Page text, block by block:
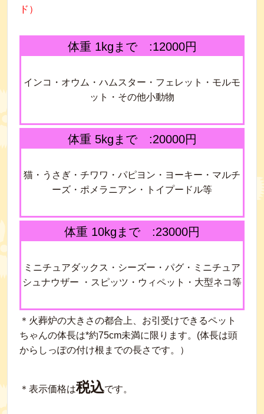
ド）
体重 1kgまで :12000円
インコ・オウム・ハムスター・フェレット・モルモ
ット・その他小動物
体重 5kgまで :20000円
猫・うさぎ・チワワ・パピヨン・ヨーキー・マルチ
ーズ・ポメラニアン・トイプードル等
体重 10kgまで :23000円
ミニチュアダックス・シーズー・パグ・ミニチュア
シュナウザー ・スピッツ・ウィペット・大型ネコ等
＊火葬炉の大きさの都合上、お引受けできるペット
ちゃんの体長は*約75cm未満に限ります。(体長は頭
からしっぽの付け根までの長さです。）
＊表示価格は税込です。